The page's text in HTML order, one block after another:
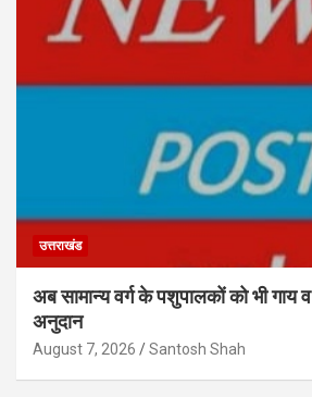
उत्तराखंड
अब सामान्य वर्ग के पशुपालकों को भी गाय
अनुदान
August 7, 2026 Santosh Shah